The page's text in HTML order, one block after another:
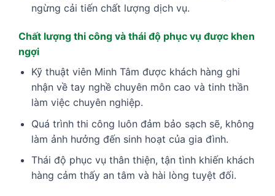
ngừng cải tiến chất lượng dịch vụ.
Chất lượng thi công và thái độ phục vụ được khen
ngợi
Kỹ thuật viên Minh Tâm được khách hàng ghi
nhận về tay nghề chuyên môn cao và tinh thần
làm việc chuyên nghiệp.
Quá trình thi công luôn đảm bảo sạch sẽ, không
làm ảnh hưởng đến sinh hoạt của gia đình.
Thái độ phục vụ thân thiện, tận tình khiến khách
hàng cảm thấy an tâm và hài lòng tuyệt đối.